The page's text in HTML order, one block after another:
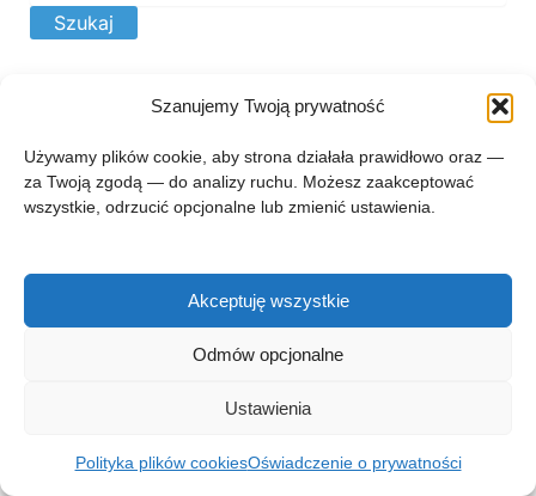
Szanujemy Twoją prywatność
Używamy plików cookie, aby strona działała prawidłowo oraz —
za Twoją zgodą — do analizy ruchu. Możesz zaakceptować
wszystkie, odrzucić opcjonalne lub zmienić ustawienia.
Akceptuję wszystkie
Odmów opcjonalne
Ustawienia
Polityka plików cookiesOświadczenie o prywatności
Prawa autorskie © 2026 zgłębnik.pl
Regulamin zglebnik.pl
Polityka prywatności